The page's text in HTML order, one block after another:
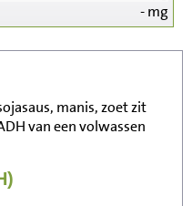
-mg
manis, zoet zit
van een volwassen